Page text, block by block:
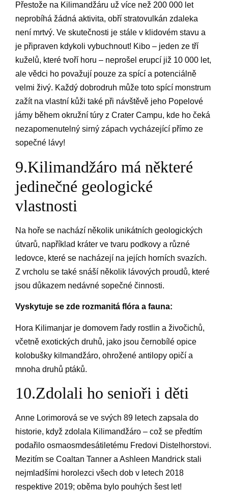
Přestože na Kilimandžáru už více než 200 000 let
neprobíhá žádná aktivita, obří stratovulkán zdaleka
není mrtvý. Ve skutečnosti je stále v klidovém stavu a
je připraven kdykoli vybuchnout! Kibo – jeden ze tří
kuželů, které tvoří horu – neprošel erupcí již 10 000 let,
ale vědci ho považují pouze za spící a potenciálně
velmi živý. Každý dobrodruh může toto spící monstrum
zažít na vlastní kůži také při návštěvě jeho Popelové
jámy během okružní túry z Crater Campu, kde ho čeká
nezapomenutelný sirný zápach vycházející přímo ze
sopečné lávy!
9.Kilimandžáro má některé
jedinečné geologické
vlastnosti
Na hoře se nachází několik unikátních geologických
útvarů, například kráter ve tvaru podkovy a různé
ledovce, které se nacházejí na jejích horních svazích.
Z vrcholu se také snáší několik lávových proudů, které
jsou důkazem nedávné sopečné činnosti.
Vyskytuje se zde rozmanitá flóra a fauna:
Hora Kilimanjar je domovem řady rostlin a živočichů,
včetně exotických druhů, jako jsou černobílé opice
kolobušky kilmandžáro, ohrožené antilopy opičí a
mnoha druhů ptáků.
10.Zdolali ho senioři i děti
Anne Lorimorová se ve svých 89 letech zapsala do
historie, když zdolala Kilimandžáro – což se předtím
podařilo osmaosmdesátiletému Fredovi Distelhorstovi.
Mezitím se Coaltan Tanner a Ashleen Mandrick stali
nejmladšími horolezci všech dob v letech 2018
respektive 2019; oběma bylo pouhých šest let!